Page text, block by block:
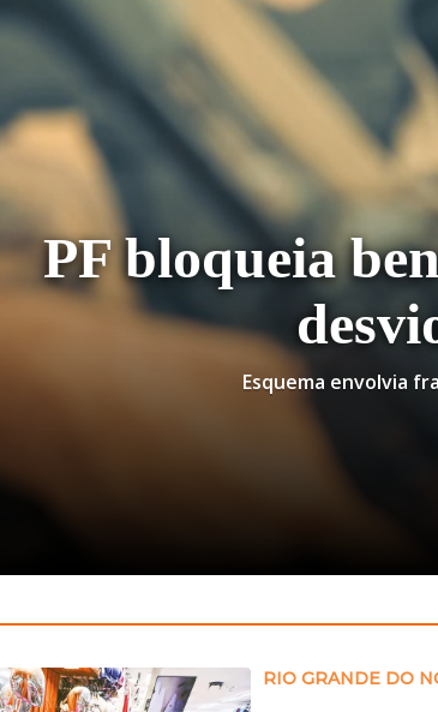
PF bloqueia
Esquema envolvia
RIO GRANDE DO